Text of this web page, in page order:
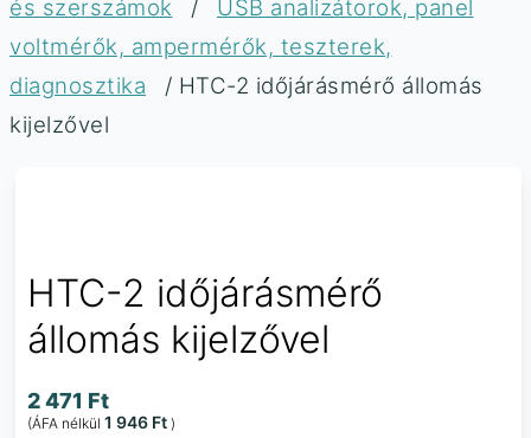
és szerszámok
/
USB analizátorok, panel
voltmérők, ampermérők, teszterek,
diagnosztika
/ HTC-2 időjárásmérő állomás
kijelzővel
HTC-2 időjárásmérő
állomás kijelzővel
2 471 Ft
(ÁFA nélkül 1 946 Ft )